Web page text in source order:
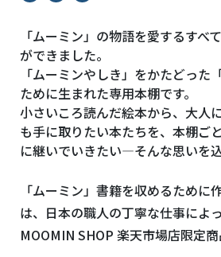
「ムーミン」の物語を愛するすべ
ができました。
「ムーミンやしき」をかたどった
ために生まれた専用本棚です。
小さいころ読んだ絵本から、大人
も手に取りたい本たちを、本棚ご
に継いでいきたい—そんな思いを込
「ムーミン」書籍を収めるために
は、日本の職人の丁寧な仕事によ
MOOMIN SHOP 楽天市場店限定商